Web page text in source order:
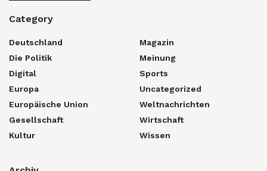
Category
Deutschland
Die Politik
Digital
Europa
Europäische Union
Gesellschaft
Kultur
Magazin
Meinung
Sports
Uncategorized
Weltnachrichten
Wirtschaft
Wissen